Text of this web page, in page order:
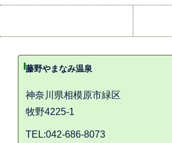
藤野やまなみ温泉
神奈川県相模原市緑区
牧野4225-1
TEL:042-686-8073